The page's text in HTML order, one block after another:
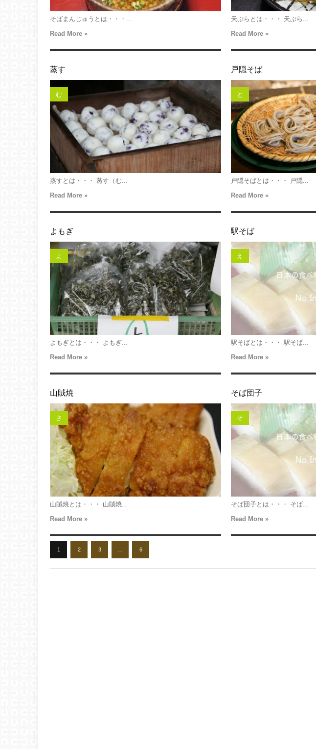
そばまんじゅうとは・・・...
Read More »
天ぷらとは・・・ 天ぷら...
Read More »
蒸す
む
蒸すとは・・・ 蒸す（む...
Read More »
戸隠そば
と
戸隠そばとは・・・ 戸隠...
Read More »
よもぎ
よ
よもぎとは・・・ よもぎ...
Read More »
駅そば
え
駅そばとは・・・ 駅そば...
Read More »
山賊焼
さ
山賊焼とは・・・ 山賊焼...
Read More »
そば団子
そ
そば団子とは・・・ そば...
Read More »
1 2 3 6